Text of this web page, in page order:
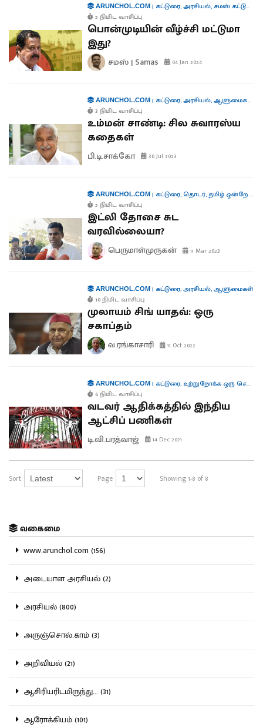
ARUNCHOL.COM| கட்டுரை,அரசியல், சமஸ் கட்டுரை
5 நிமிட வாசிப்பு
பொன்முடியின் வீழ்ச்சி மட்டுமா
இது?
சமஸ் | Samas 04 Jan 2024
ARUNCHOL.COM| கட்டுரை,அரசியல்,ஆளுமைகள்
3 நிமிட வாசிப்பு
உம்மன் சாண்டி: சில சுவாரஸ்ய
கதைகள்
பி.டி.சாக்கோ 30 Jul 2023
ARUNCHOL.COM| கட்டுரை,தொடர்,தமிழ் ஒன்றே போதும்
5 நிமிட வாசிப்பு
இட்லி தோசை சுட
வரவில்லையா?
பெருமாள்முருகன் 11 Mar 2023
ARUNCHOL.COM| கட்டுரை,அரசியல்,ஆளுமைகள்
10 நிமிட வாசிப்பு
முலாயம் சிங் யாதவ்: ஒரு
சகாப்தம்
வ.ரங்காசாரி 11 Oct 2022
ARUNCHOL.COM| கட்டுரை, உற்றுநோக்க ஒரு செய்தி
6 நிமிட வாசிப்பு
வடவர் ஆதிக்கத்தில் இந்திய
ஆட்சிப் பணிகள்
டி.வி.பரத்வாஜ் 14 Dec 2021
Sort Page Showing 1-8 of 8
வகைமை
www.arunchol.com (156)
அடையாள அரசியல் (2)
அரசியல் (800)
அருஞ்சொல்.காம் (3)
அறிவியல் (21)
ஆசிரியரிடமிருந்து... (31)
ஆரோக்கியம் (101)